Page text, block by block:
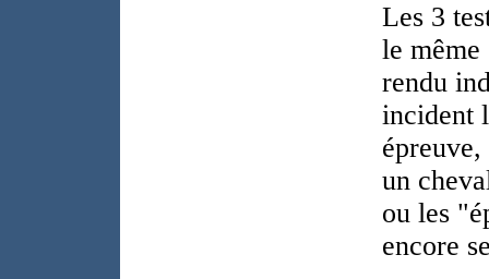
Les 3
le même
rendu
incident
un
ou les
encore